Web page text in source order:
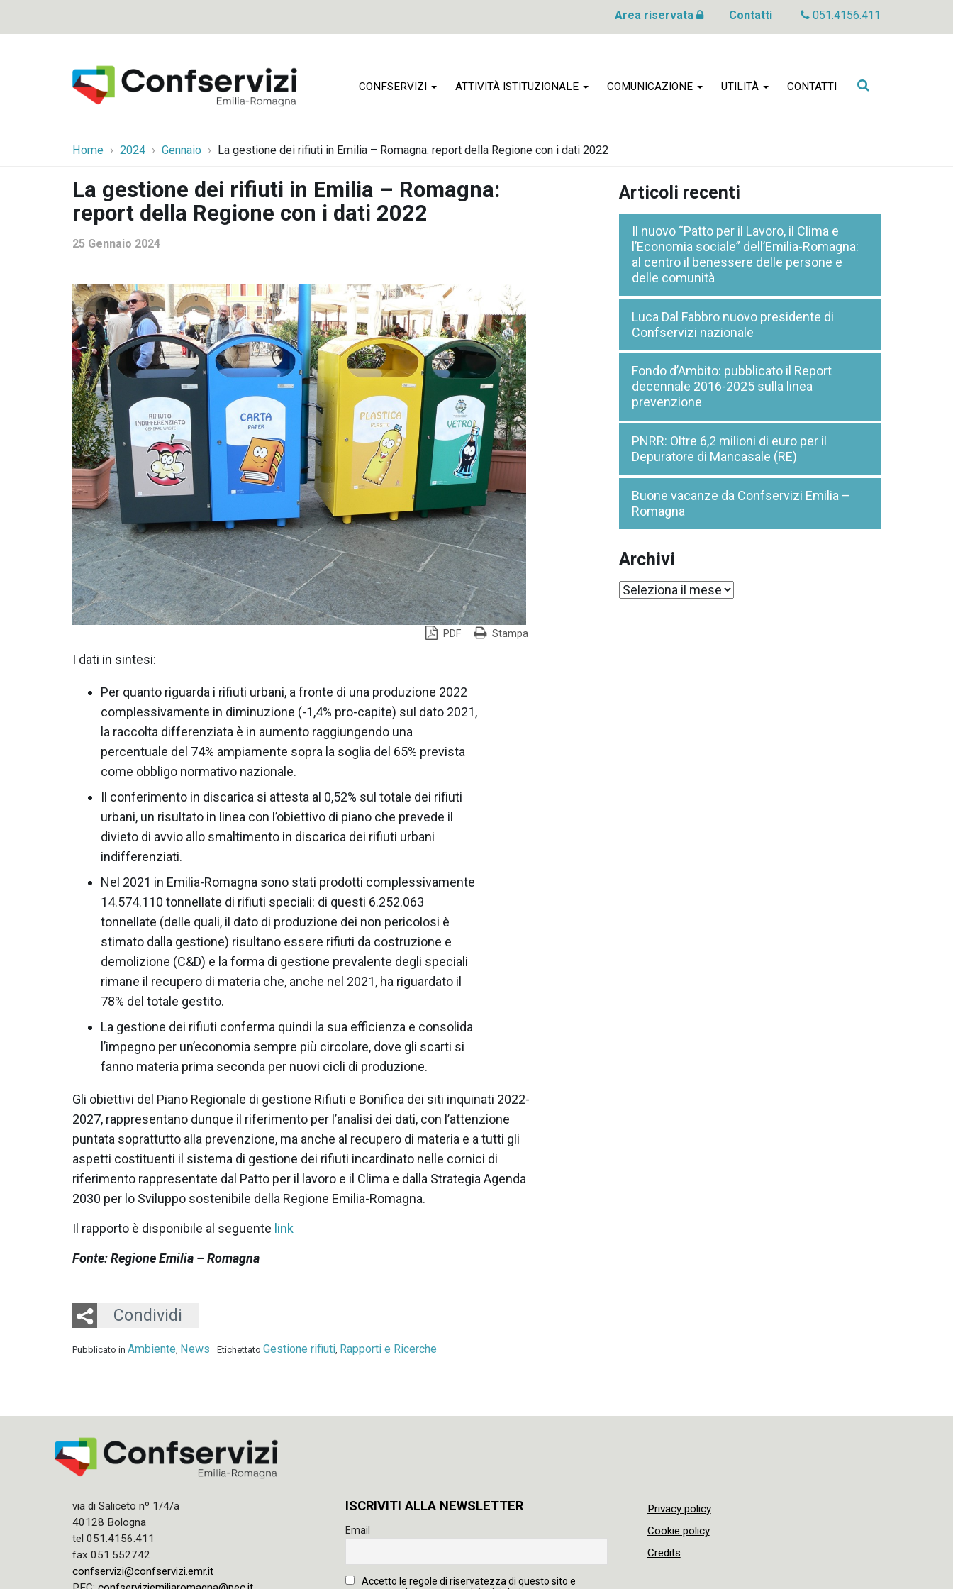
Area riservata Contatti 051.4156.411
CONFSERVIZI ATTIVITÀ ISTITUZIONALE COMUNICAZIONE UTILITÀ CONTATTI
Cerca
Home 2024 Gennaio La gestione dei rifiuti in Emilia – Romagna: report della Regione con i dati 2022
La gestione dei rifiuti in Emilia – Romagna:
report della Regione con i dati 2022
25 Gennaio 2024
PDF Stampa
I dati in sintesi:
Per quanto riguarda i rifiuti urbani, a fronte di una produzione 2022
complessivamente in diminuzione (-1,4% pro-capite) sul dato 2021,
la raccolta differenziata è in aumento raggiungendo una
percentuale del 74% ampiamente sopra la soglia del 65% prevista
come obbligo normativo nazionale.
Il conferimento in discarica si attesta al 0,52% sul totale dei rifiuti
urbani, un risultato in linea con l’obiettivo di piano che prevede il
divieto di avvio allo smaltimento in discarica dei rifiuti urbani
indifferenziati.
Nel 2021 in Emilia-Romagna sono stati prodotti complessivamente
14.574.110 tonnellate di rifiuti speciali: di questi 6.252.063
tonnellate (delle quali, il dato di produzione dei non pericolosi è
stimato dalla gestione) risultano essere rifiuti da costruzione e
demolizione (C&D) e la forma di gestione prevalente degli speciali
rimane il recupero di materia che, anche nel 2021, ha riguardato il
78% del totale gestito.
La gestione dei rifiuti conferma quindi la sua efficienza e consolida
l’impegno per un’economia sempre più circolare, dove gli scarti si
fanno materia prima seconda per nuovi cicli di produzione.
Gli obiettivi del Piano Regionale di gestione Rifiuti e Bonifica dei siti inquinati 2022-
2027, rappresentano dunque il riferimento per l’analisi dei dati, con l’attenzione
puntata soprattutto alla prevenzione, ma anche al recupero di materia e a tutti gli
aspetti costituenti il sistema di gestione dei rifiuti incardinato nelle cornici di
riferimento rappresentate dal Patto per il lavoro e il Clima e dalla Strategia Agenda
2030 per lo Sviluppo sostenibile della Regione Emilia-Romagna.
Il rapporto è disponibile al seguente link
Fonte: Regione Emilia – Romagna
Condividi
Twitter
LinkedIn
Email
Pubblicato in Ambiente, News Etichettato Gestione rifiuti, Rapporti e Ricerche
Articoli recenti
Il nuovo “Patto per il Lavoro, il Clima e
l’Economia sociale” dell’Emilia-Romagna:
al centro il benessere delle persone e
delle comunità
Luca Dal Fabbro nuovo presidente di
Confservizi nazionale
Fondo d’Ambito: pubblicato il Report
decennale 2016-2025 sulla linea
prevenzione
PNRR: Oltre 6,2 milioni di euro per il
Depuratore di Mancasale (RE)
Buone vacanze da Confservizi Emilia –
Romagna
Archivi
Archivi
via di Saliceto nº 1/4/a
40128 Bologna
tel 051.4156.411
fax 051.552742
confservizi@confservizi.emr.it
ISCRIVITI ALLA NEWSLETTER
Email
Accetto le regole di riservatezza di questo sito e
Privacy policy
Cookie policy
Credits